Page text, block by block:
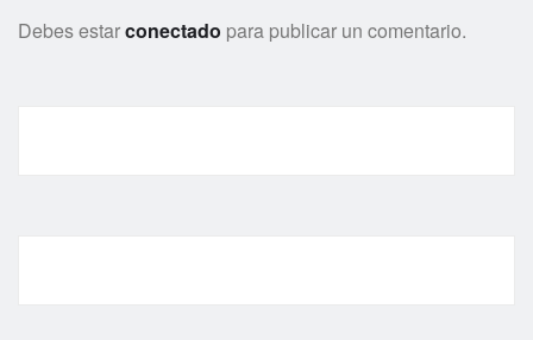
Debes estarconectado para publicar un comentario.